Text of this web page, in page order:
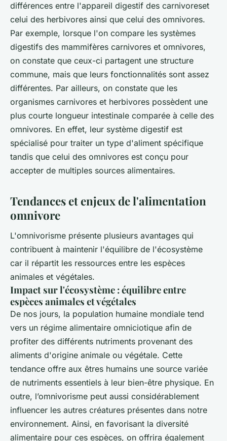
différences entre l'appareil digestif des carnivoreset
celui des herbivores ainsi que celui des omnivores.
Par exemple, lorsque l'on compare les systèmes
digestifs des mammifères carnivores et omnivores,
on constate que ceux-ci partagent une structure
commune, mais que leurs fonctionnalités sont assez
différentes. Par ailleurs, on constate que les
organismes carnivores et herbivores possèdent une
plus courte longueur intestinale comparée à celle des
omnivores. En effet, leur système digestif est
spécialisé pour traiter un type d'aliment spécifique
tandis que celui des omnivores est conçu pour
accepter de multiples sources alimentaires.
Tendances et enjeux de l'alimentation
omnivore
L'omnivorisme présente plusieurs avantages qui
contribuent à maintenir l'équilibre de l'écosystème
car il répartit les ressources entre les espèces
animales et végétales.
Impact sur l'écosystème : équilibre entre
espèces animales et végétales
De nos jours, la population humaine mondiale tend
vers un régime alimentaire omniciotique afin de
profiter des différents nutriments provenant des
aliments d'origine animale ou végétale. Cette
tendance offre aux êtres humains une source variée
de nutriments essentiels à leur bien-être physique. En
outre, l’omnivorisme peut aussi considérablement
influencer les autres créatures présentes dans notre
environnement. Ainsi, en favorisant la diversité
alimentaire pour ces espèces, on offrira également